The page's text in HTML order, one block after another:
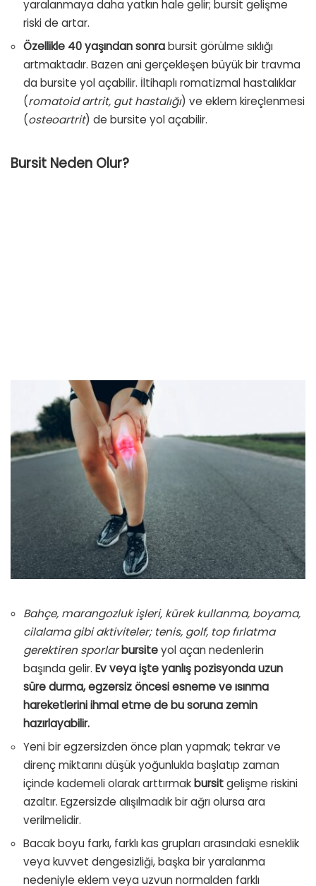
yaralanmaya daha yatkın hale gelir; bursit gelişme
riski de artar.
Özellikle 40 yaşından sonrabursit görülme sıklığı
artmaktadır. Bazen ani gerçekleşen büyük bir travma
da bursite yol açabilir. İltihaplı romatizmal hastalıklar
(romatoid artrit, gut hastalığı) ve eklem kireçlenmesi
(osteoartrit) de bursite yol açabilir.
Bursit Neden Olur?
Bahçe, marangozluk işleri, kürek kullanma, boyama,
cilalama gibi aktiviteler; tenis, golf, top fırlatma
gerektiren sporlarbursiteyol açan nedenlerin
başında gelir. Ev veya işte yanlış pozisyonda uzun
süre durma, egzersiz öncesi esneme ve ısınma
hareketlerini ihmal etme de bu soruna zemin
hazırlayabilir.
Yeni bir egzersizden önce plan yapmak; tekrar ve
direnç miktarını düşük yoğunlukla başlatıp zaman
içinde kademeli olarak arttırmakbursitgelişme riskini
azaltır. Egzersizde alışılmadık bir ağrı olursa ara
verilmelidir.
Bacak boyu farkı, farklı kas grupları arasındaki esneklik
veya kuvvet dengesizliği, başka bir yaralanma
nedeniyle eklem veya uzvun normalden farklı